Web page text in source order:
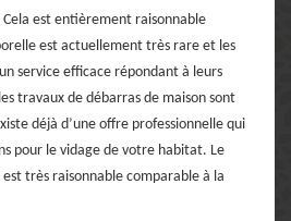
Cela est entièrement raisonnable
est actuellement très rare et les
service efficace répondant à leurs
travaux de débarras de maison sont
déjà d’une offre professionnelle qui
pour le vidage de votre habitat. Le
très raisonnable comparable à la